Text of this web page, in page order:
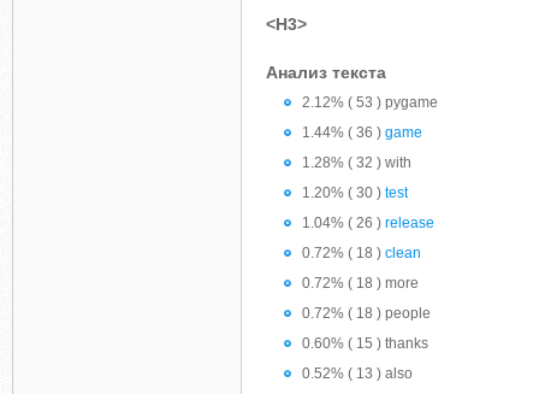
<H3>
Анализ текста
2.12% ( 53 ) pygame
1.44% ( 36 ) game
1.28% ( 32 ) with
1.20% ( 30 ) test
1.04% ( 26 ) release
0.72% ( 18 ) clean
0.72% ( 18 ) more
0.72% ( 18 ) people
0.60% ( 15 ) thanks
0.52% ( 13 ) also